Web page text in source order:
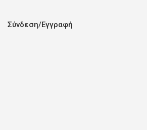
Σύνδεση/Εγγραφή